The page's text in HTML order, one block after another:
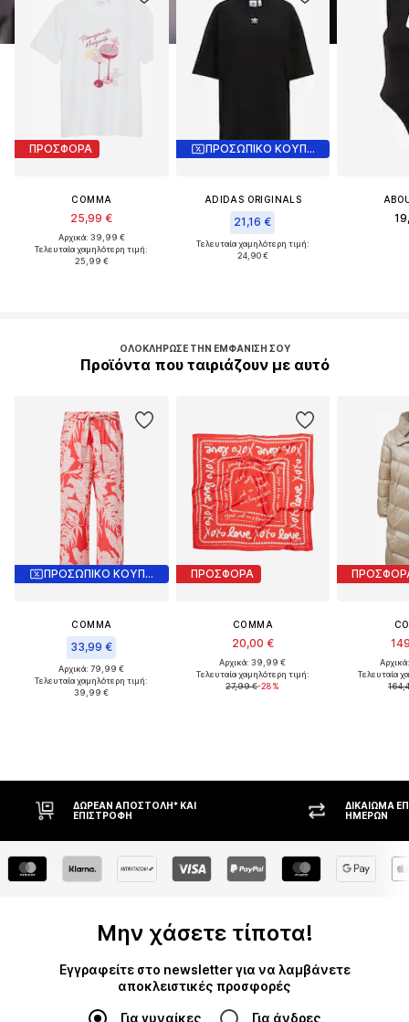
ΠΡΟΣΦΟΡΑ
COMMA
25,99 €
Αρχικά: 39,99 €
Τελευταία χαμηλότερη τιμή:
25,99 €
ΠΡΟΣΩΠΙΚΟ ΚΟΥΠΟΝΙ
ADIDAS ORIGINALS
21,16 €
Τελευταία χαμηλότερη τιμή:
24,90 €
ΟΛΟΚΛΉΡΩΣΕ ΤΗΝ ΕΜΦΆΝΙΣΉ ΣΟΥ
Προϊόντα που ταιριάζουν με αυτό
ΠΡΟΣΩΠΙΚΟ ΚΟΥΠΟΝΙ
COMMA
33,99 €
Αρχικά: 79,99 €
Τελευταία χαμηλότερη τιμή:
39,99 €
ΠΡΟΣΦΟΡΑ
COMMA
20,00 €
Αρχικά: 39,99 €
Τελευταία χαμηλότερη τιμή:
27,99 €-28%
Τελευταία
ΔΩΡΕΆΝ ΑΠΟΣΤΟΛΉ* ΚΑΙ
ΕΠΙΣΤΡΟΦΉ
ΔΙΚΑΊΩΜΑ
ΗΜΕΡΏΝ
Μην χάσετε τίποτα!
Εγγραφείτε στο newsletter για να λαμβάνετε
αποκλειστικές προσφορές
Για γυναίκες Για άνδρες